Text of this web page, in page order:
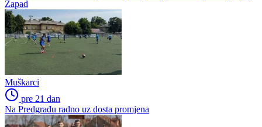
Zapad
Muškarci
pre 21 dan
Na Predgrađu radno uz dosta promjena